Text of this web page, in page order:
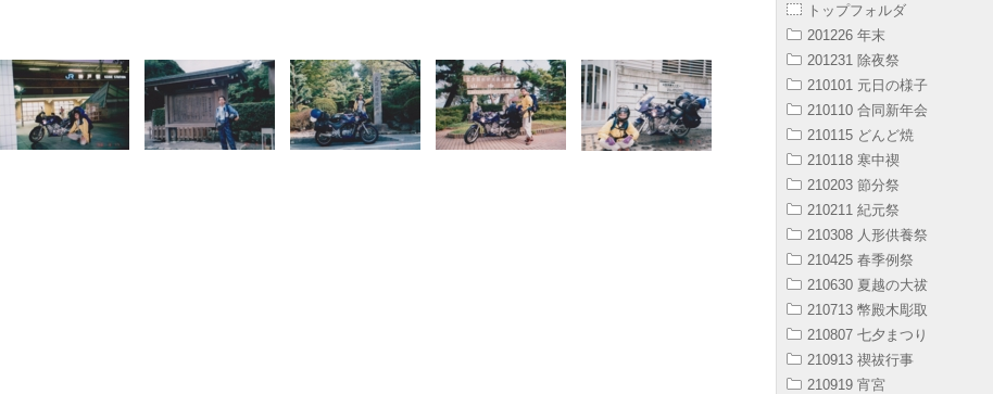
トップフォルダ
201226 年末
201231 除夜祭
210101 元日の様子
210110 合同新年会
210115 どんど焼
210118 寒中禊
210203 節分祭
210211 紀元祭
210308 人形供養祭
210425 春季例祭
210630 夏越の大祓
210713 幣殿木彫取
210807 七夕まつり
210913 禊祓行事
210919 宵宮